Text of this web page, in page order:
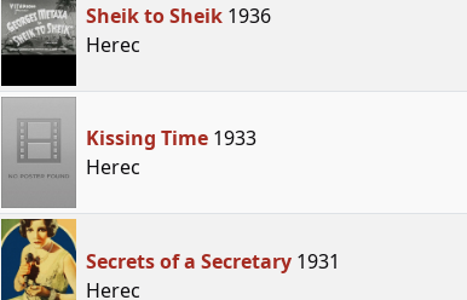
Sheik to Sheik1936
Herec
Kissing Time1933
Herec
Secrets of a Secretary1931
Herec